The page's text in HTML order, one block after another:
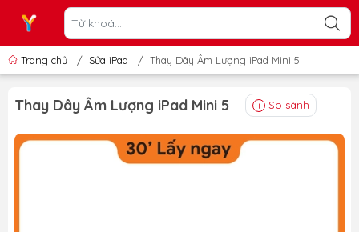
Trang chủ / Sửa iPad / Thay Dây Âm Lượng iPad Mini 5
Thay Dây Âm Lượng iPad Mini 5 So sánh